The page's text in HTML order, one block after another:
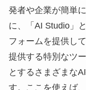
発者や企業が簡単
に、「AI Studio」
フォームを提供し
提供する特別なツ
とするさまざまな
す。ここを使えば